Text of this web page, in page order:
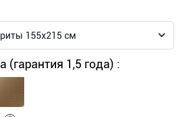
(гарантия 1,5 года) :